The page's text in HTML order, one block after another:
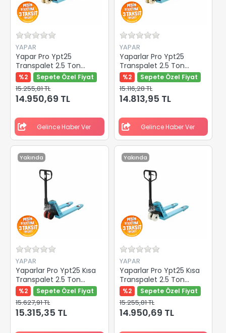
YAPAR
Yapar Pro Ypt25
Transpalet 2.5 Ton
Beyaz Kemik Teker Y-
82401
%2 Sepete Özel Fiyat
15.255,81 TL
14.950,69 TL
Gelince Haber Ver
YAPAR
Yaparlar Pro Ypt25
Transpalet 2.5 Ton
Beyaz Kemik Teker Y-
82407
%2 Sepete Özel Fiyat
15.116,28 TL
14.813,95 TL
Gelince Haber Ver
Yakında
YAPAR
Yaparlar Pro Ypt25 Kısa
Transpalet 2.5 Ton
Kırmızı Pu Teker 800 Mm
Y-82200
%2 Sepete Özel Fiyat
15.627,91 TL
15.315,35 TL
Yakında
YAPAR
Yaparlar Pro Ypt25 Kısa
Transpalet 2.5 Ton
Beyaz Kemik Teker 800
Mm Y-82201
%2 Sepete Özel Fiyat
15.255,81 TL
14.950,69 TL